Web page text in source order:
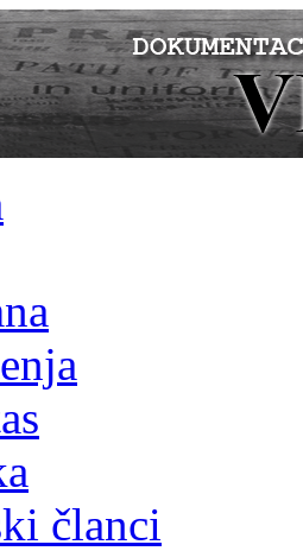
članci